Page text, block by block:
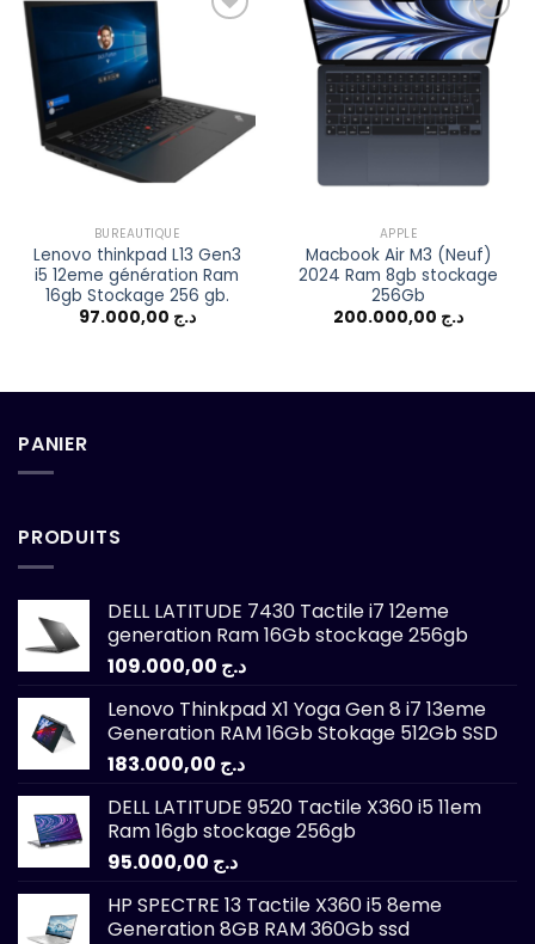
BUREAUTIQUE
Lenovo thinkpad L13 Gen3
i5 12eme génération Ram
16gb Stockage 256 gb.
د.ج
Add to
wishlist
APPLE
Macbook Air M3 (Neuf)
2024 Ram 8gb stockage
256Gb
د.ج
PANIER
PRODUITS
DELL LATITUDE 7430 Tactile i7 12eme
generation Ram 16Gb stockage 256gb
د.ج
Lenovo Thinkpad X1 Yoga Gen 8 i7 13eme
Generation RAM 16Gb Stokage 512Gb SSD
د.ج
DELL LATITUDE 9520 Tactile X360 i5 11em
Ram 16gb stockage 256gb
د.ج
HP SPECTRE 13 Tactile X360 i5 8eme
Generation 8GB RAM 360Gb ssd